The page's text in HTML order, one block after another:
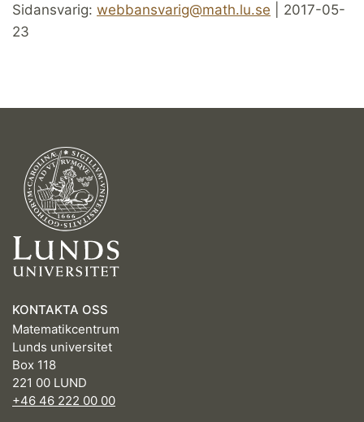
Sidansvarig: webbansvarig@math.lu.se | 2017-05-
23
KONTAKTA OSS
Matematikcentrum
Lunds universitet
Box 118
221 00 LUND
+46 46 222 00 00